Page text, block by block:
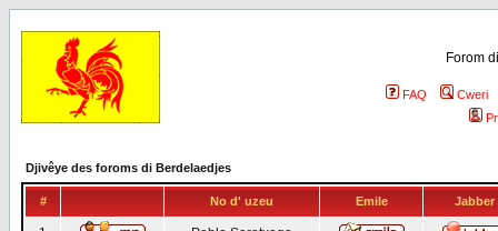
Forom
FAQ
Cweri
Djivêye des foroms di Berdelaedjes
# No d' uzeu Emile Jabber